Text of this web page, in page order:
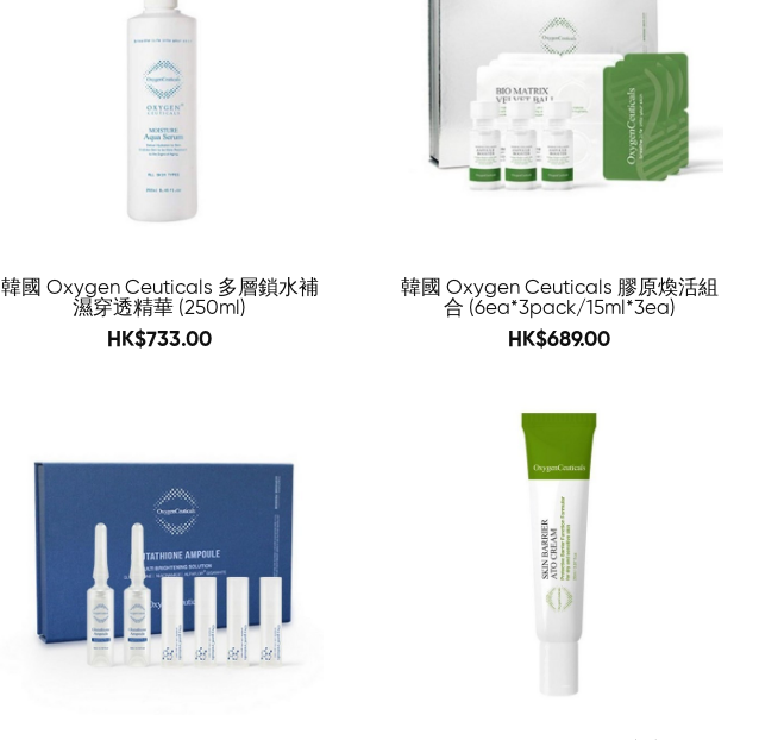
韓國 Oxygen Ceuticals 多層鎖水補
濕穿透精華 (250ml)
1198
HK$733.00
韓國 Oxygen Ceuticals 膠原煥活組
合 (6ea*3pack/15ml*3ea)
1148
HK$689.00